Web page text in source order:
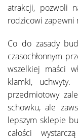
atrakcji, pozwoli
rodzicowi zapewni
Co do zasady
czasochłonnym
wszelkiej maści
klamki, uchwyty.
przedmiotowy
schowku, ale
lepszym sklepie
całości